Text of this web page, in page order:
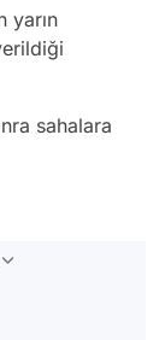
yarın
sahalara